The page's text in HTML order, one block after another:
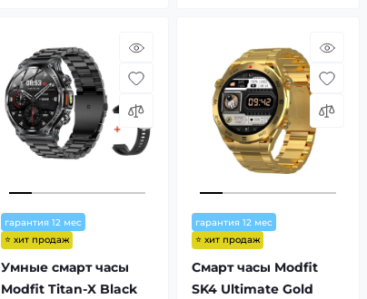
гарантия 12 мес
⭐ хит продаж
Умные смарт часы
Modfit Titan-X Black
гарантия 12 мес
⭐ хит продаж
Смарт часы Modfit
SK4 Ultimate Gold